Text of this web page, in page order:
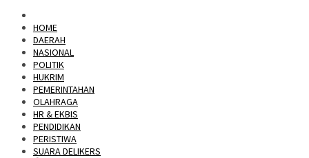
HOME
DAERAH
NASIONAL
POLITIK
HUKRIM
PEMERINTAHAN
OLAHRAGA
HR & EKBIS
PENDIDIKAN
PERISTIWA
SUARA DELIKERS